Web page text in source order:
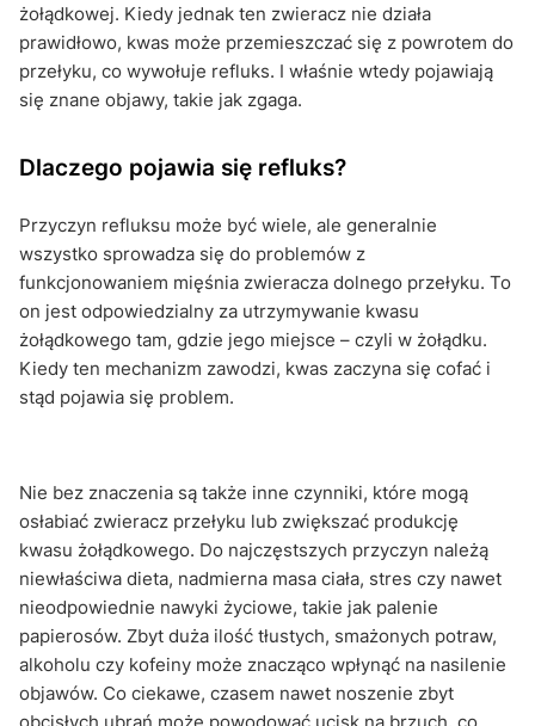
żołądkowej. Kiedy jednak ten zwieracz nie działa
prawidłowo, kwas może przemieszczać się z powrotem do
przełyku, co wywołuje refluks. I właśnie wtedy pojawiają
się znane objawy, takie jak zgaga.
Dlaczego pojawia się refluks?
Przyczyn refluksu może być wiele, ale generalnie
wszystko sprowadza się do problemów z
funkcjonowaniem mięśnia zwieracza dolnego przełyku. To
on jest odpowiedzialny za utrzymywanie kwasu
żołądkowego tam, gdzie jego miejsce – czyli w żołądku.
Kiedy ten mechanizm zawodzi, kwas zaczyna się cofać i
stąd pojawia się problem.
Nie bez znaczenia są także inne czynniki, które mogą
osłabiać zwieracz przełyku lub zwiększać produkcję
kwasu żołądkowego. Do najczęstszych przyczyn należą
niewłaściwa dieta, nadmierna masa ciała, stres czy nawet
nieodpowiednie nawyki życiowe, takie jak palenie
papierosów. Zbyt duża ilość tłustych, smażonych potraw,
alkoholu czy kofeiny może znacząco wpłynąć na nasilenie
objawów. Co ciekawe, czasem nawet noszenie zbyt
obcisłych ubrań może powodować ucisk na brzuch, co